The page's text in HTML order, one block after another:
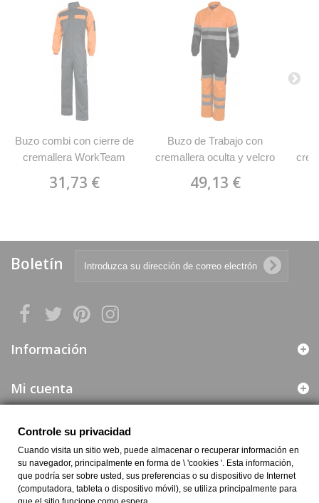
Buzo combi con cierre de
cremallera WorkTeam
31,73 €
Buzo de Trabajo con
cremallera oculta y velcro
C3000
49,13 €
Boletín
Información
Mi cuenta
Web segura
Información de la Empresa
Controle su privacidad
Cuando visita un sitio web, puede almacenar o recuperar información en
su navegador, principalmente en forma de \ 'cookies '. Esta información,
que podría ser sobre usted, sus preferencias o su dispositivo de Internet
(computadora, tableta o dispositivo móvil), se utiliza principalmente para